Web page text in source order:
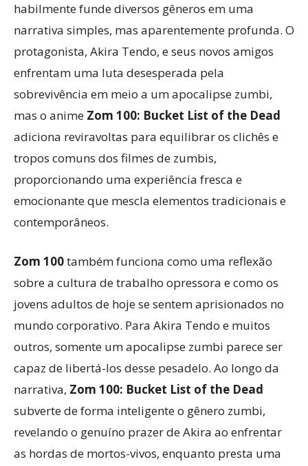
habilmente funde diversos gêneros em uma
narrativa simples, mas aparentemente profunda. O
protagonista, Akira Tendo, e seus novos amigos
enfrentam uma luta desesperada pela
sobrevivência em meio a um apocalipse zumbi,
mas o anime Zom 100: Bucket List of the Dead
adiciona reviravoltas para equilibrar os clichês e
tropos comuns dos filmes de zumbis,
proporcionando uma experiência fresca e
emocionante que mescla elementos tradicionais e
contemporâneos.
Zom 100também funciona como uma reflexão
sobre a cultura de trabalho opressora e como os
jovens adultos de hoje se sentem aprisionados no
mundo corporativo. Para Akira Tendo e muitos
outros, somente um apocalipse zumbi parece ser
capaz de libertá-los desse pesadelo. Ao longo da
narrativa, Zom 100: Bucket List of the Dead
subverte de forma inteligente o gênero zumbi,
revelando o genuíno prazer de Akira ao enfrentar
as hordas de mortos-vivos, enquanto presta uma